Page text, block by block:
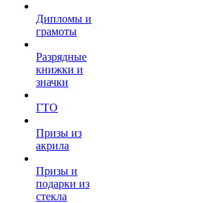
Дипломы и
грамоты
Разрядные
книжки и
значки
ГТО
Призы из
акрила
Призы и
подарки из
стекла